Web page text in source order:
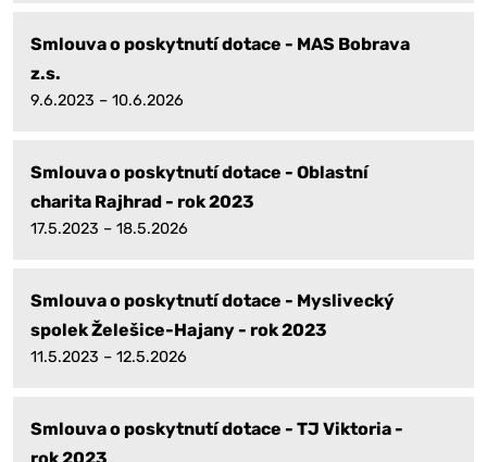
Smlouva o poskytnutí dotace - MAS Bobrava
z.s.
9.6.2023 – 10.6.2026
Smlouva o poskytnutí dotace - Oblastní
charita Rajhrad - rok 2023
17.5.2023 – 18.5.2026
Smlouva o poskytnutí dotace - Myslivecký
spolek Želešice-Hajany - rok 2023
11.5.2023 – 12.5.2026
Smlouva o poskytnutí dotace - TJ Viktoria -